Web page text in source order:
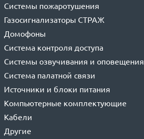
Системы пожаротушения
Газосигнализаторы СТРАЖ
Домофоны
Система контроля доступа
Системы озвучивания и оповещения
Система палатной связи
Источники и блоки питания
Компьютерные комплектующие
Кабели
Другие